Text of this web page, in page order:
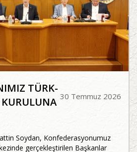
30 Temmuz 2026
TÜRK-
Soydan, Konfederasyonumuz
gerçekleştirilen Başkanlar